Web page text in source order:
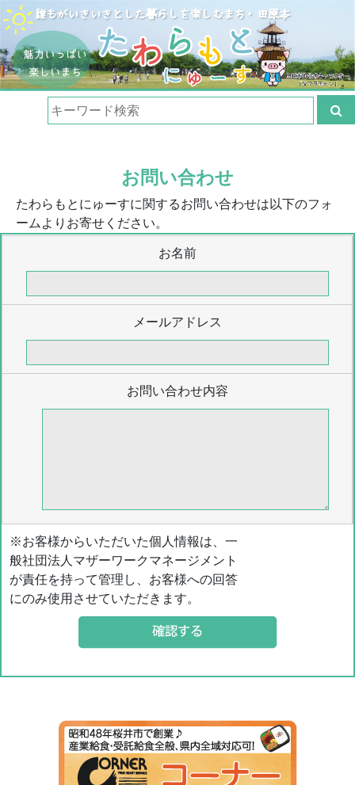
お問い合わせ
たわらもとにゅーすに関するお問い合わせは以下のフォ
ームよりお寄せください。
お名前
メールアドレス
お問い合わせ内容
※お客様からいただいた個人情報は、一
般社団法人マザーワークマネージメント
が責任を持って管理し、お客様への回答
にのみ使用させていただきます。